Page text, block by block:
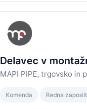
Delavec v
MAPI PIPE, trgovsko in
Komenda Redna